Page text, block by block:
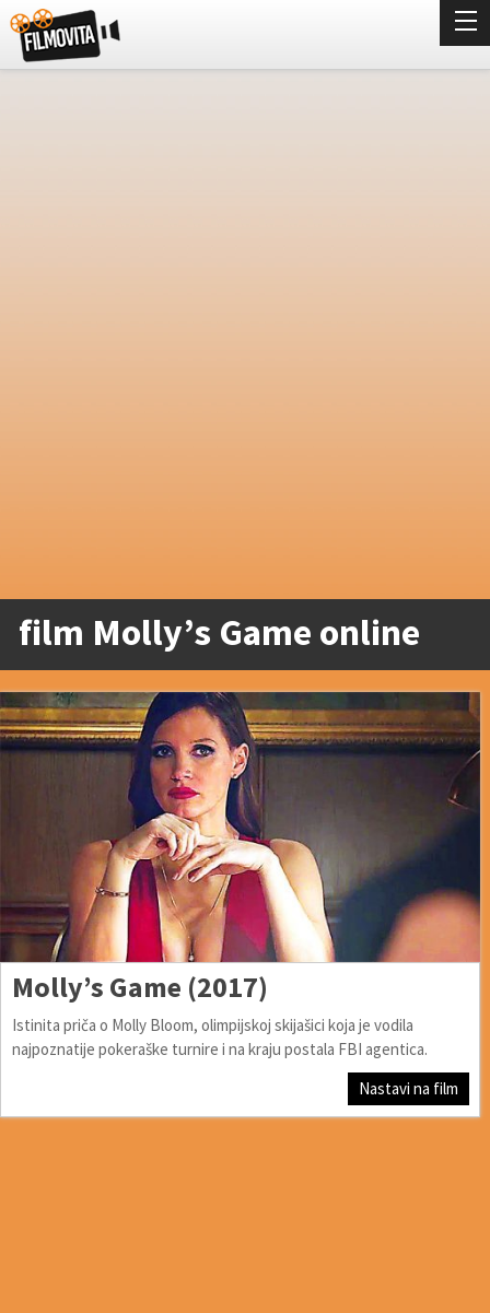
film Molly’s Game online
Molly’s Game (2017)
Istinita priča o Molly Bloom, olimpijskoj skijašici koja je vodila
najpoznatije pokeraške turnire i na kraju postala FBI agentica.
Nastavi na film